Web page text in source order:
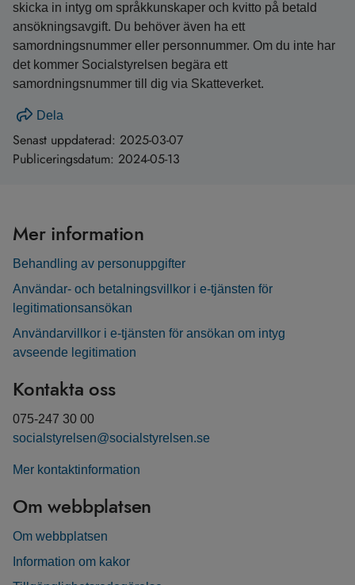
skicka in intyg om språkkunskaper och kvitto på betald
ansökningsavgift. Du behöver även ha ett
samordningsnummer eller personnummer. Om du inte har
det kommer Socialstyrelsen begära ett
samordningsnummer till dig via Skatteverket.
Dela
Senast uppdaterad: 2025-03-07
Publiceringsdatum: 2024-05-13
Mer information
Behandling av personuppgifter
Användar- och betalningsvillkor i e-tjänsten för
legitimationsansökan
Användarvillkor i e-tjänsten för ansökan om intyg
avseende legitimation
Kontakta oss
075-247 30 00
socialstyrelsen@socialstyrelsen.se
Mer kontaktinformation
Om webbplatsen
Om webbplatsen
Information om kakor